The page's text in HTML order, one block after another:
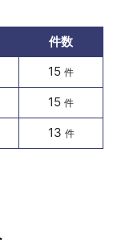
件数
15 件
15 件
13 件